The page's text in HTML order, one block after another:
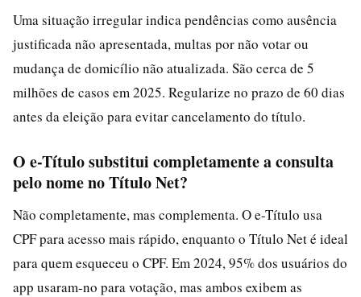
Uma situação irregular indica pendências como ausência
justificada não apresentada, multas por não votar ou
mudança de domicílio não atualizada. São cerca de 5
milhões de casos em 2025. Regularize no prazo de 60 dias
antes da eleição para evitar cancelamento do título.
O e-Título substitui completamente a consulta
pelo nome no Título Net?
Não completamente, mas complementa. O e-Título usa
CPF para acesso mais rápido, enquanto o Título Net é ideal
para quem esqueceu o CPF. Em 2024, 95% dos usuários do
app usaram-no para votação, mas ambos exibem as